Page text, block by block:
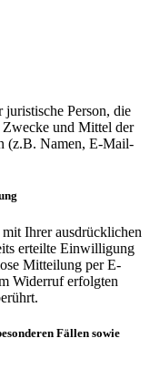
Person, die
Zwecke und Mittel der
(z.B. Namen, E-Mail-
Ihrer ausdrücklichen
erteilte Einwilligung
Mitteilung per E-
Widerruf erfolgten
Fällen sowie